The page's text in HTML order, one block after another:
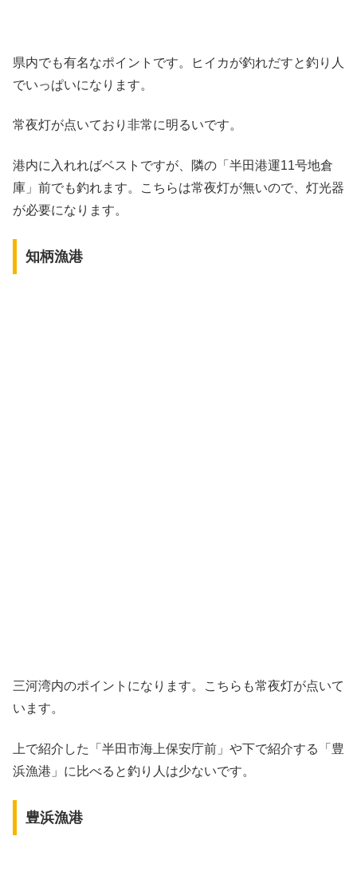
県内でも有名なポイントです。ヒイカが釣れだすと釣り人
でいっぱいになります。
常夜灯が点いており非常に明るいです。
港内に入れればベストですが、隣の「半田港運11号地倉
庫」前でも釣れます。こちらは常夜灯が無いので、灯光器
が必要になります。
知柄漁港
三河湾内のポイントになります。こちらも常夜灯が点いて
います。
上で紹介した「半田市海上保安庁前」や下で紹介する「豊
浜漁港」に比べると釣り人は少ないです。
豊浜漁港